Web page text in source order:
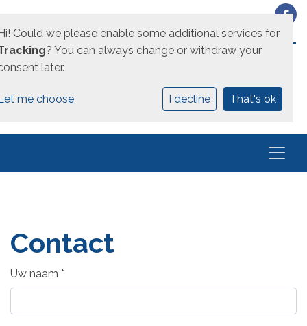
EEN UNICOZ SCHOOL
Contact
Uw naam *
Could we please enable some additional services for
? You can always change or withdraw your
later.
me choose I decline That's ok